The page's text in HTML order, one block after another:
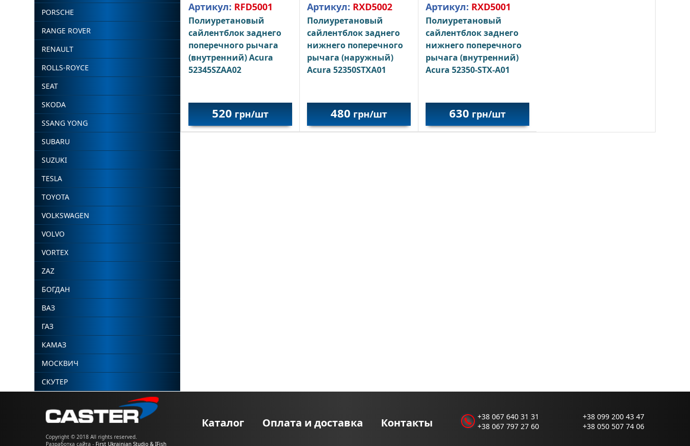
PORSCHE
RANGE ROVER
RENAULT
ROLLS-ROYCE
SEAT
SKODA
SSANG YONG
SUBARU
SUZUKI
TESLA
TOYOTA
VOLKSWAGEN
VOLVO
VORTEX
ZAZ
БОГДАН
ВАЗ
ГАЗ
КАМАЗ
МОСКВИЧ
СКУТЕР
Артикул: RFD5001
Полиуретановый
сайлентблок заднего
поперечного рычага
(внутренний) Acura
52345SZAA02
520 грн/шт
Артикул: RXD5002
Полиуретановый
сайлентблок заднего
нижнего поперечного
рычага (наружный)
Acura 52350STXA01
480 грн/шт
Артикул: RXD5001
Полиуретановый
сайлентблок заднего
нижнего поперечного
рычага (внутренний)
Acura 52350-STX-A01
630 грн/шт
Copyright © 2018 All rights reserved.
Разработка сайта - First Ukrainian Studio & IFish
Каталог Оплата и доставка Контакты
+38 067 640 31 31
+38 067 797 27 60
+38 099 200 43 47
+38 050 507 74 06